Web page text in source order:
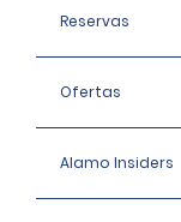
Reservas
Ofertas
Alamo Insiders